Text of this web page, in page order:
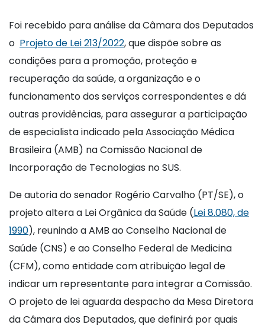
Foi recebido para análise da Câmara dos Deputados
o Projeto de Lei 213/2022, que dispõe sobre as
condições para a promoção, proteção e
recuperação da saúde, a organização e o
funcionamento dos serviços correspondentes e dá
outras providências, para assegurar a participação
de especialista indicado pela Associação Médica
Brasileira (AMB) na Comissão Nacional de
Incorporação de Tecnologias no SUS.
De autoria do senador Rogério Carvalho (PT/SE), o
projeto altera a Lei Orgânica da Saúde (Lei 8.080, de
1990), reunindo a AMB ao Conselho Nacional de
Saúde (CNS) e ao Conselho Federal de Medicina
(CFM), como entidade com atribuição legal de
indicar um representante para integrar a Comissão.
O projeto de lei aguarda despacho da Mesa Diretora
da Câmara dos Deputados, que definirá por quais